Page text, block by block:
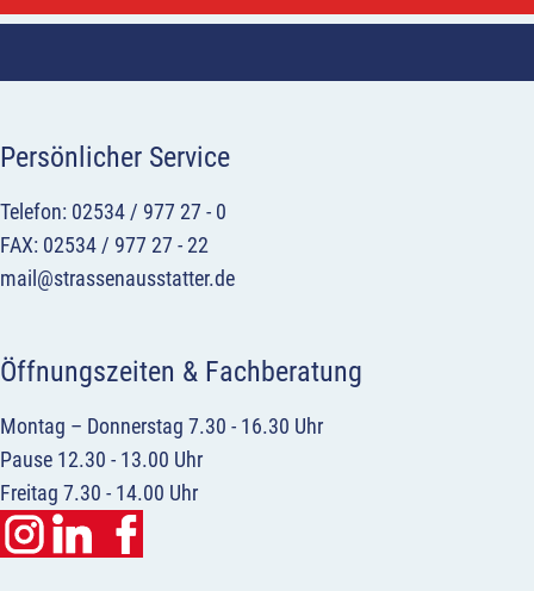
Persönlicher Service
Telefon: 02534 / 977 27 - 0
FAX: 02534 / 977 27 - 22
mail@strassenausstatter.de
Öffnungszeiten & Fachberatung
Montag – Donnerstag 7.30 - 16.30 Uhr
Pause 12.30 - 13.00 Uhr
Freitag 7.30 - 14.00 Uhr